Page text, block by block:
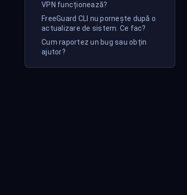
VPN funcționează?
FreeGuard CLI nu pornește după o
actualizare de sistem. Ce fac?
Cum raportez un bug sau obțin
ajutor?